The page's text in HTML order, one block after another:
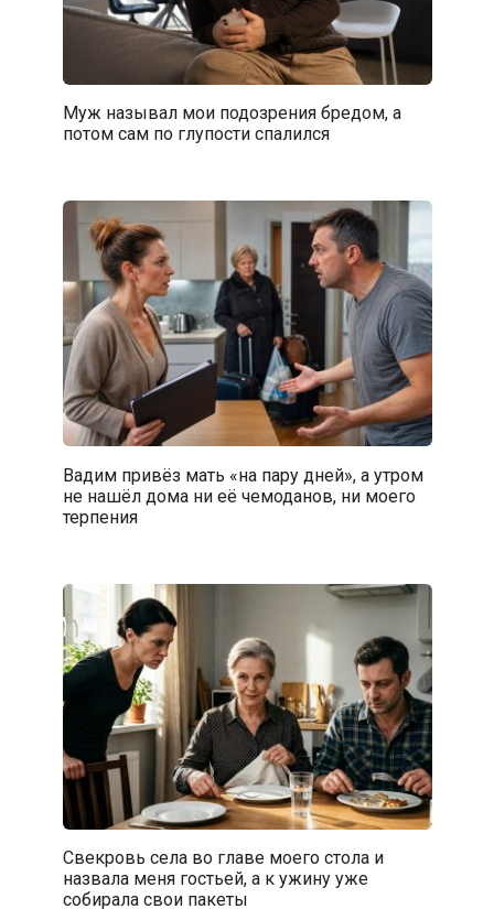
Муж называл мои подозрения бредом, а
потом сам по глупости спалился
Вадим привёз мать «на пару дней», а утром
не нашёл дома ни её чемоданов, ни моего
терпения
Свекровь села во главе моего стола и
назвала меня гостьей, а к ужину уже
собирала свои пакеты